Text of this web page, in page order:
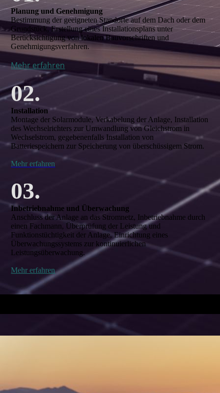
Planung und Genehmigung
Bestimmung der geeigneten Standorte auf dem Dach oder dem
Grundstück, Erstellung eines Installationsplans unter
Berücksichtigung von lokalen Bauvorschriften und
Genehmigungsverfahren.
Mehr erfahren
02.
Installation
Montage der Solarmodule, Verkabelung der Anlage, Installation
des Wechselrichters zur Umwandlung von Gleichstrom in
Wechselstrom, gegebenenfalls Installation von
Batteriespeichern zur Speicherung von überschüssigem Strom.
Mehr erfahren
03.
Inbetriebnahme und Überwachung
Anschluss der Anlage an das Stromnetz, Inbetriebnahme durch
einen Fachmann, Überprüfung der Leistung und
Funktionstüchtigkeit der Anlage, Einrichtung eines
Überwachungssystems zur kontinuierlichen
Leistungsüberwachung.
Mehr erfahren